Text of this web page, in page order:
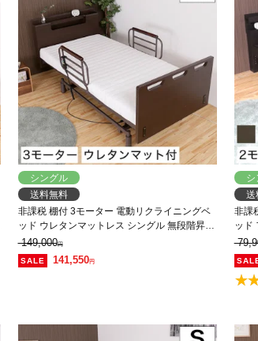
シングル
送料無料
非課税 棚付 3モーター 電動リクライニングベ
ッド ウレタンマットレス シングル 無段階昇降
背上げ 脚上げ 高さ調整
149,000円
141,550円
シ
送
非課
ッド
LED